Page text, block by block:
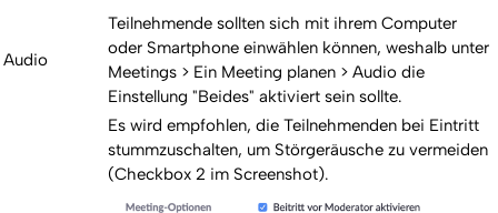
Audio
Teilnehmende sollten sich mit ihrem Computer
oder Smartphone einwählen können, weshalb unter
Meetings > Ein Meeting planen > Audio die
Einstellung "Beides" aktiviert sein sollte.
Es wird empfohlen, die Teilnehmenden bei Eintritt
stummzuschalten, um Störgeräusche zu vermeiden
(Checkbox 2 im Screenshot).